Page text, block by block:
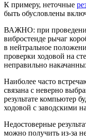
К примеру, неточные
быть обусловлены
ВАЖНО: при
вибростенде рычаг
в нейтральное
проверки ходовой на
неправильно
Наиболее часто
связана с неверно
результате компьютер
ходовой с заводскими
Недостоверные
можно получить из-за